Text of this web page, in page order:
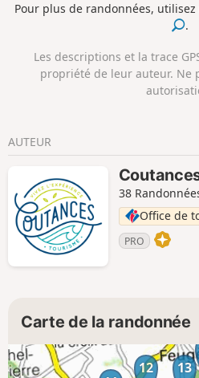
parcours.
Pour plus de randonnées,
.
Les descriptions et la trace
propriété de leur auteur. Ne
AUTEUR
38
Office de
PRO
Carte de la randonnée
12 13